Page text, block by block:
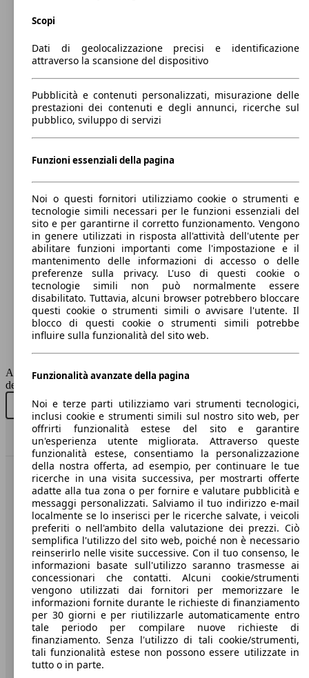
Q30 1.6t 122cv
Q30 1.6t Business 122cv
90 KW
(122 PS)
Ø
l/
Q30 1.6t Business 156cv dct
Q30 1.6t Business Executive 122cv
90 KW
(122 PS)
Ø
l/
Q30 1.6t Business Executive 156cv dct
115 KW
(156 PS)
Ø
l/
Q30 1.6t City Black edition 122cv
Bagagliaio:
Capacità di traino:
0 - 1800 kg
Mostra versioni
Berlina
Diesel
Model Version
Leistung
Q30 1.5d 109cv
80 KW
(109 PS)
Ø
l/
AutoScout24 non si assume alcuna responsabilità per la correttezza
dei dati.
Acquista nuovo
Acquista usato
Torna su
Benvenuti su AutoScout24, il mercato auto europeo.
Società
A proposito di AutoScout24
Stampa
Media
Condizioni generali
Informazioni
Privacy
Scopi
Dati di geolocalizzazione precisi e identificazione
attraverso la scansione del dispositivo
Pubblicità e contenuti personalizzati, misurazione delle
prestazioni dei contenuti e degli annunci, ricerche sul
pubblico, sviluppo di servizi
Funzioni essenziali della pagina
Noi o questi fornitori utilizziamo cookie o strumenti e
tecnologie simili necessari per le funzioni essenziali del
sito e per garantirne il corretto funzionamento. Vengono
in genere utilizzati in risposta all'attività dell'utente per
abilitare funzioni importanti come l'impostazione e il
mantenimento delle informazioni di accesso o delle
preferenze sulla privacy. L'uso di questi cookie o
tecnologie simili non può normalmente essere
disabilitato. Tuttavia, alcuni browser potrebbero bloccare
questi cookie o strumenti simili o avvisare l'utente. Il
blocco di questi cookie o strumenti simili potrebbe
influire sulla funzionalità del sito web.
Funzionalità avanzate della pagina
Noi e terze parti utilizziamo vari strumenti tecnologici,
inclusi cookie e strumenti simili sul nostro sito web, per
offrirti funzionalità estese del sito e garantire
un'esperienza utente migliorata. Attraverso queste
funzionalità estese, consentiamo la personalizzazione
della nostra offerta, ad esempio, per continuare le tue
ricerche in una visita successiva, per mostrarti offerte
adatte alla tua zona o per fornire e valutare pubblicità e
messaggi personalizzati. Salviamo il tuo indirizzo e-mail
localmente se lo inserisci per le ricerche salvate, i veicoli
preferiti o nell'ambito della valutazione dei prezzi. Ciò
semplifica l'utilizzo del sito web, poiché non è necessario
reinserirlo nelle visite successive. Con il tuo consenso, le
informazioni basate sull'utilizzo saranno trasmesse ai
concessionari che contatti. Alcuni cookie/strumenti
vengono utilizzati dai fornitori per memorizzare le
informazioni fornite durante le richieste di finanziamento
per 30 giorni e per riutilizzarle automaticamente entro
tale periodo per compilare nuove richieste di
finanziamento. Senza l'utilizzo di tali cookie/strumenti,
tali funzionalità estese non possono essere utilizzate in
tutto o in parte.